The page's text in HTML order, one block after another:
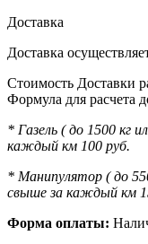
Доставка
Доставка
Стоимость Доставки
Формула для расчета
* Газель ( до 1500 кг
каждый км 100 руб.
* Манипулятор ( до
свыше за каждый км
Форма оплаты: